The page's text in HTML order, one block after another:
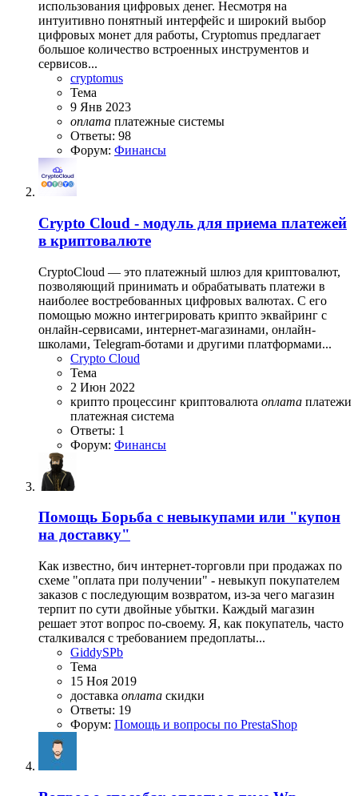
использования цифровых денег. Несмотря на
интуитивно понятный интерфейс и широкий выбор
цифровых монет для работы, Cryptomus предлагает
большое количество встроенных инструментов и
сервисов...
cryptomus
Тема
9 Янв 2023
оплата платежные системы
Ответы: 98
Форум: Финансы
Crypto Cloud - модуль для приема платежей
в криптовалюте
CryptoCloud — это платежный шлюз для криптовалют,
позволяющий принимать и обрабатывать платежи в
наиболее востребованных цифровых валютах. С его
помощью можно интегрировать крипто эквайринг с
онлайн-сервисами, интернет-магазинами, онлайн-
школами, Telegram-ботами и другими платформами...
Crypto Cloud
Тема
2 Июн 2022
крипто процессинг криптовалюта оплата платежи
платежная система
Ответы: 1
Форум: Финансы
Помощь Борьба с невыкупами или "купон
на доставку"
Как известно, бич интернет-торговли при продажах по
схеме "оплата при получении" - невыкуп покупателем
заказов с последующим возвратом, из-за чего магазин
терпит по сути двойные убытки. Каждый магазин
решает этот вопрос по-своему. Я, как покупатель, часто
сталкивался с требованием предоплаты...
GiddySPb
Тема
15 Ноя 2019
доставка оплата скидки
Ответы: 19
Форум: Помощь и вопросы по PrestaShop